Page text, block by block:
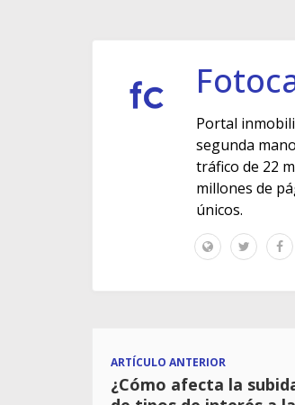
Portal
segunda
tráfico de 22
millones de
únicos.
ARTÍCULO ANTERIOR
¿Cómo afecta la